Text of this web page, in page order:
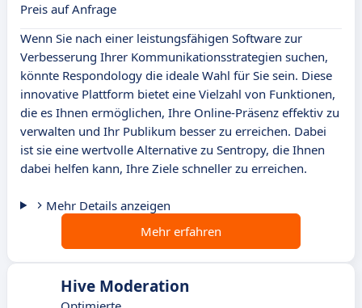
Preis auf Anfrage
Wenn Sie nach einer leistungsfähigen Software zur
Verbesserung Ihrer Kommunikationsstrategien suchen,
könnte Respondology die ideale Wahl für Sie sein. Diese
innovative Plattform bietet eine Vielzahl von Funktionen,
die es Ihnen ermöglichen, Ihre Online-Präsenz effektiv zu
verwalten und Ihr Publikum besser zu erreichen. Dabei
ist sie eine wertvolle Alternative zu Sentropy, die Ihnen
dabei helfen kann, Ihre Ziele schneller zu erreichen.
Mehr Details anzeigen
Mehr erfahren
Hive Moderation